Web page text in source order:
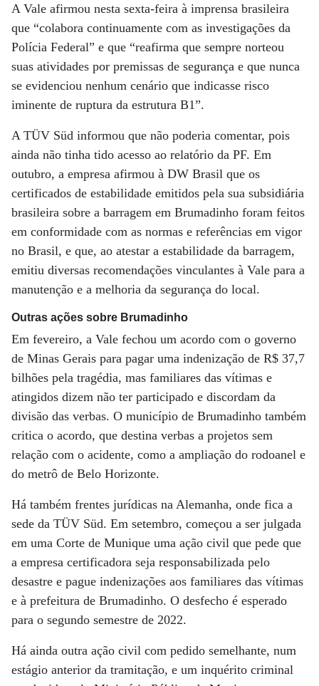
A Vale afirmou nesta sexta-feira à imprensa brasileira
que “colabora continuamente com as investigações da
Polícia Federal” e que “reafirma que sempre norteou
suas atividades por premissas de segurança e que nunca
se evidenciou nenhum cenário que indicasse risco
iminente de ruptura da estrutura B1”.
A TÜV Süd informou que não poderia comentar, pois
ainda não tinha tido acesso ao relatório da PF. Em
outubro, a empresa afirmou à DW Brasil que os
certificados de estabilidade emitidos pela sua subsidiária
brasileira sobre a barragem em Brumadinho foram feitos
em conformidade com as normas e referências em vigor
no Brasil, e que, ao atestar a estabilidade da barragem,
emitiu diversas recomendações vinculantes à Vale para a
manutenção e a melhoria da segurança do local.
Outras ações sobre Brumadinho
Em fevereiro, a Vale fechou um acordo com o governo
de Minas Gerais para pagar uma indenização de R$ 37,7
bilhões pela tragédia, mas familiares das vítimas e
atingidos dizem não ter participado e discordam da
divisão das verbas. O município de Brumadinho também
critica o acordo, que destina verbas a projetos sem
relação com o acidente, como a ampliação do rodoanel e
do metrô de Belo Horizonte.
Há também frentes jurídicas na Alemanha, onde fica a
sede da TÜV Süd. Em setembro, começou a ser julgada
em uma Corte de Munique uma ação civil que pede que
a empresa certificadora seja responsabilizada pelo
desastre e pague indenizações aos familiares das vítimas
e à prefeitura de Brumadinho. O desfecho é esperado
para o segundo semestre de 2022.
Há ainda outra ação civil com pedido semelhante, num
estágio anterior da tramitação, e um inquérito criminal